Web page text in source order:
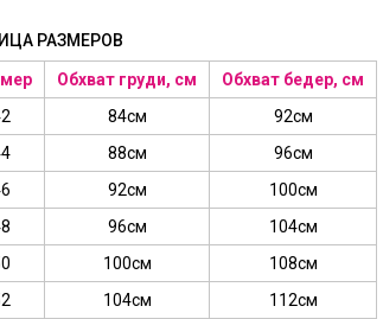
РАЗМЕРОВ
Обхват груди, см
Обхват бедер, см
84см
92см
88см
96см
92см
100см
96см
104см
100см
108см
104см
112см